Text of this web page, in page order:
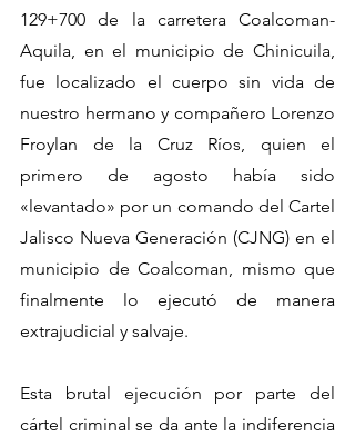
129+700 de la carretera Coalcoman-
Aquila, en el municipio de Chinicuila,
fue localizado el cuerpo sin vida de
nuestro hermano y compañero Lorenzo
Froylan de la Cruz Ríos, quien el
primero de agosto había sido
«levantado» por un comando del Cartel
Jalisco Nueva Generación (CJNG) en el
municipio de Coalcoman, mismo que
finalmente lo ejecutó de manera
extrajudicial y salvaje.
Esta brutal ejecución por parte del
cártel criminal se da ante la indiferencia